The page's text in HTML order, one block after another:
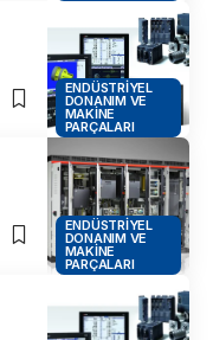
ENDÜSTRIYEL
DONANIM VE
MAKINE
PARÇALARI
ENDÜSTRIYEL
DONANIM VE
MAKINE
PARÇALARI